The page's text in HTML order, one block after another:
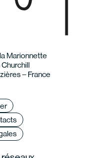
Marionnette
– France